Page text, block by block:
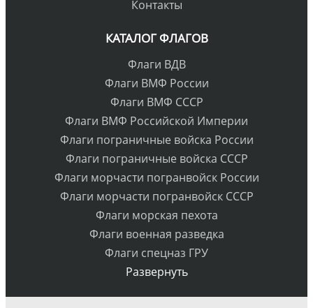
Контакты
КАТАЛОГ ФЛАГОВ
Флаги ВДВ
Флаги ВМФ России
Флаги ВМФ СССР
Флаги ВМФ Российской Империи
Флаги пограничные войска России
Флаги пограничные войска СССР
Флаги морчасти погранвойск России
Флаги морчасти погранвойск СССР
Флаги морская пехота
Флаги военная разведка
Флаги спецназ ГРУ
Развернуть